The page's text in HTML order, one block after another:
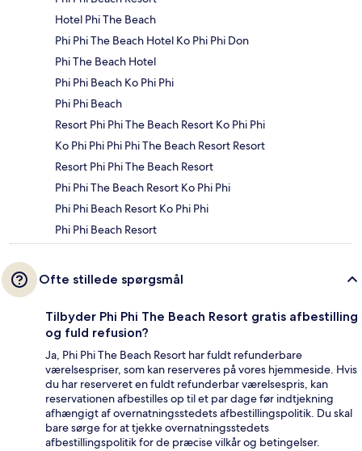
Hotel Phi The Beach
Phi Phi The Beach Hotel Ko Phi Phi Don
Phi The Beach Hotel
Phi Phi Beach Ko Phi Phi
Phi Phi Beach
Resort Phi Phi The Beach Resort Ko Phi Phi
Ko Phi Phi Phi Phi The Beach Resort Resort
Resort Phi Phi The Beach Resort
Phi Phi The Beach Resort Ko Phi Phi
Phi Phi Beach Resort Ko Phi Phi
Phi Phi Beach Resort
Ofte stillede spørgsmål
Tilbyder Phi Phi The Beach Resort gratis afbestilling
og fuld refusion?
Ja, Phi Phi The Beach Resort har fuldt refunderbare
værelsespriser, som kan reserveres på vores hjemmeside. Hvis
du har reserveret en fuldt refunderbar værelsespris, kan
reservationen afbestilles op til et par dage før indtjekning
afhængigt af overnatningsstedets afbestillingspolitik. Du skal
bare sørge for at tjekke overnatningsstedets
afbestillingspolitik for de præcise vilkår og betingelser.